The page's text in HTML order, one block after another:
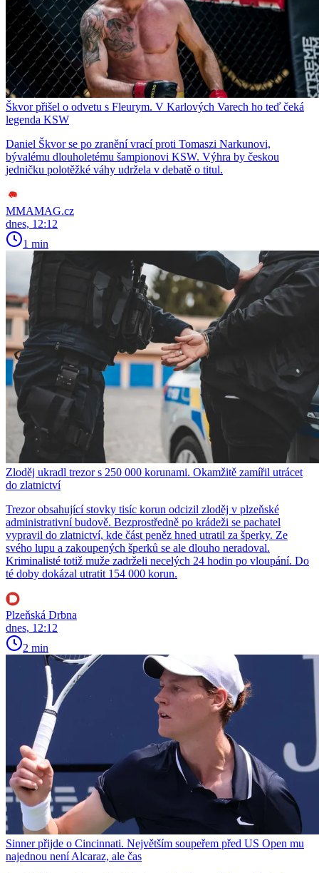
Škvor přišel o odvetu s Fleurym. V Karlových Varech ho teď čeká
legenda KSW
Daniel Škvor se po zranění vrací proti Tomaszi Narkunovi,
bývalému dlouholetému šampionovi KSW. Výhra by českou
jedničku polotěžké váhy udržela v debatě o titul.
MMAMAG.cz
dnes, 12:12
1 min
Zloděj ukradl trezor s 250 000 korunami. Okamžitě zamířil utrácet
do zlatnictví
Trezor obsahující stovky tisíc korun odcizil zloděj v plzeňské
administrativní budově. Bezprostředně po krádeži se pachatel
vypravil do zlatnictví, kde část peněz hned utratil za šperky. Ze
svého lupu a zakoupených šperků se ale dlouho neradoval.
Kriminalisté totiž muže zadrželi necelých 24 hodin po vloupání. Do
té doby dokázal utratit 154 000 korun.
Plzeňská Drbna
dnes, 12:12
2 min
Sinner přijde o Cincinnati. Největším soupeřem před US Open mu
najednou není Alcaraz, ale čas